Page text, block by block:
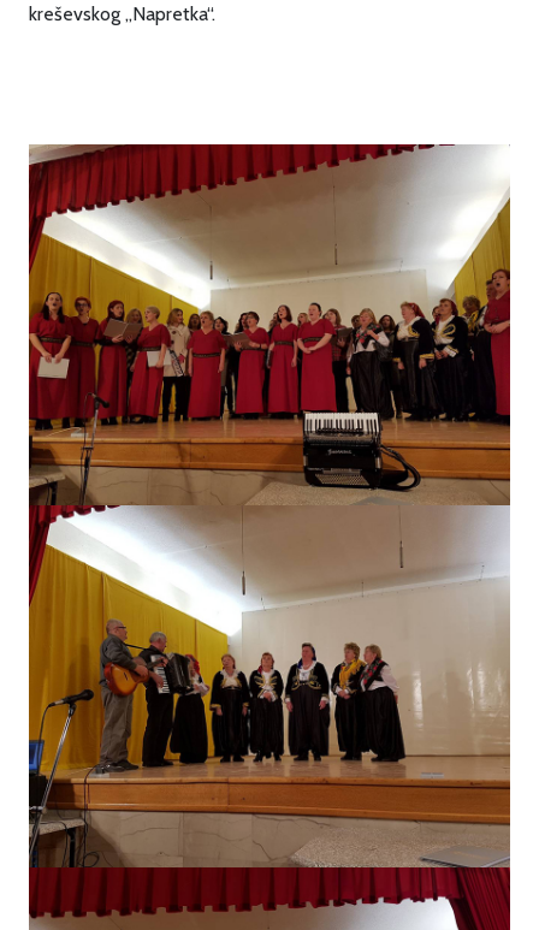
kreševskog „Napretka“.